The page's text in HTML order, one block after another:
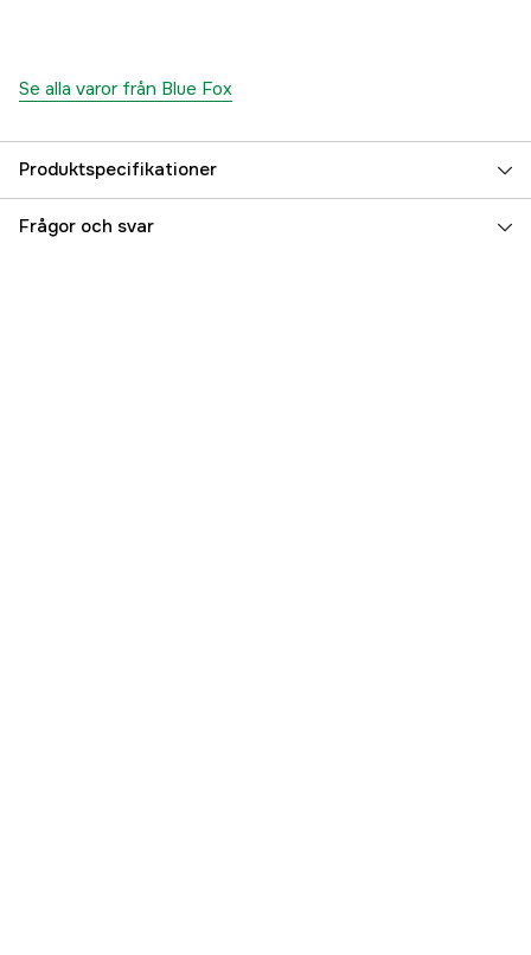
Se alla varor från Blue Fox
Produktspecifikationer
Referensnummer 5000095592
Frågor och svar